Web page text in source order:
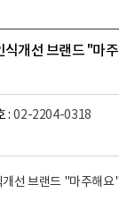
식개선 브랜드 "마
: 02-2204-0318
선 브랜드 "마주해요